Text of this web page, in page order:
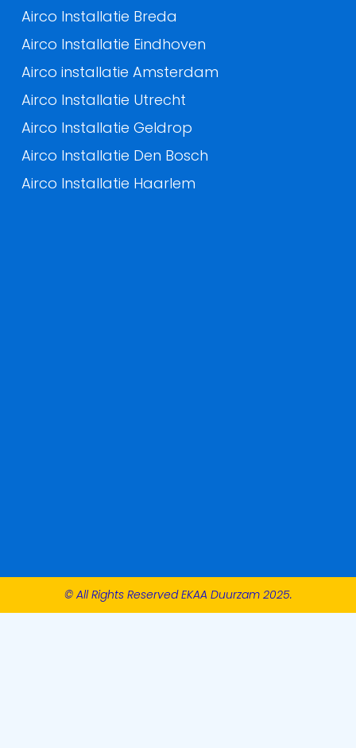
Airco Installatie Breda
Airco Installatie Eindhoven
Airco installatie Amsterdam
Airco Installatie Utrecht
Airco Installatie Geldrop
Airco Installatie Den Bosch
Airco Installatie Haarlem
© All Rights Reserved EKAA Duurzam 2025.